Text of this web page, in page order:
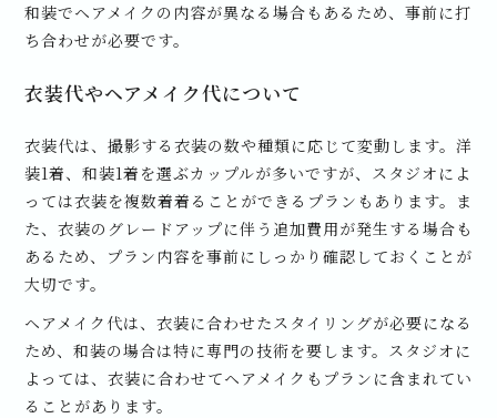
和装でヘアメイクの内容が異なる場合もあるため、事前に打
ち合わせが必要です。
衣装代やヘアメイク代について
衣装代は、撮影する衣装の数や種類に応じて変動します。洋
装1着、和装1着を選ぶカップルが多いですが、スタジオによ
っては衣装を複数着着ることができるプランもあります。ま
た、衣装のグレードアップに伴う追加費用が発生する場合も
あるため、プラン内容を事前にしっかり確認しておくことが
大切です。
ヘアメイク代は、衣装に合わせたスタイリングが必要になる
ため、和装の場合は特に専門の技術を要します。スタジオに
よっては、衣装に合わせてヘアメイクもプランに含まれてい
ることがあります。